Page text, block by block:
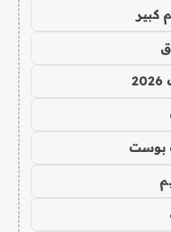
كبير
بوست